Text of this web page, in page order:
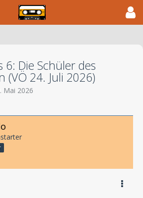
6: Die Schüler des
(VÖ 24. Juli 2026)
Mai 2026